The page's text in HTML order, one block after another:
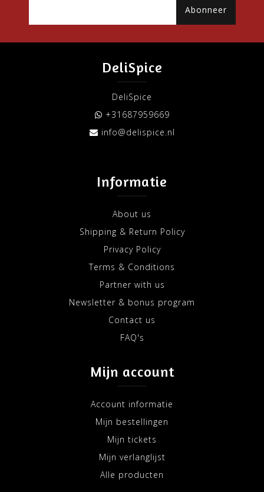
Abonneer
DeliSpice
DeliSpice
+31687959669
info@delispice.nl
Informatie
About us
Shipping & Return Policy
Privacy Policy
Terms & Conditions
Partner with us
Newsletter & bonus program
Contact us
FAQ's
Mijn account
Account informatie
Mijn bestellingen
Mijn tickets
Mijn verlanglijst
Alle producten